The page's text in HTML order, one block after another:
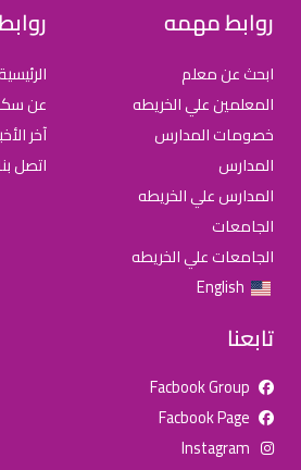
روابط مهمه
ابحث عن معلم
المعلمين علي الخريطه
خصومات المدارس
المدارس
المدارس علي الخريطه
الجامعات
الجامعات علي الخريطه
English
عن
آخر
اتصل
تابعنا
Facbook Group
Facbook Page
Instagramللإعلان على منصة سكولي وجروب مدارس